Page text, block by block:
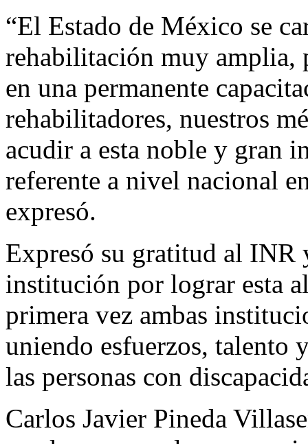
“El Estado de México se
rehabilitación muy amplia,
en una permanente
rehabilitadores, nuestros
acudir a esta noble y gran
referente a nivel nacional
expresó.
Expresó su gratitud al INR
institución por lograr esta
primera vez ambas
uniendo esfuerzos, talento
las personas con
Carlos Javier Pineda